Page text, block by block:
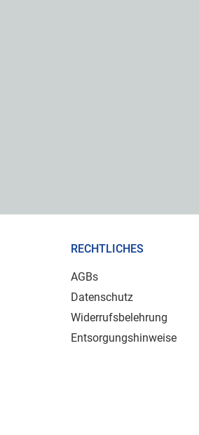
RECHTLICHES
AGBs
Datenschutz
Widerrufsbelehrung
Entsorgungshinweise